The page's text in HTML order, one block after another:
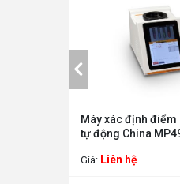
Máy xác định điểm
tự động China
Giá: Liên hệ